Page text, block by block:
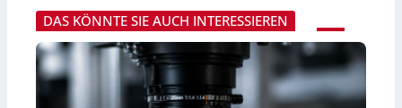
d
u
s
c
s
H
u
l
e
c
y
p
a
r
DAS KÖNNTE SIE AUCH INTERESSIEREN